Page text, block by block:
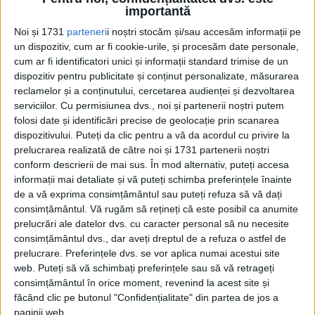
importantă
Noi și 1731 partenerii noștri stocăm și/sau accesăm informații pe
un dispozitiv, cum ar fi cookie-urile, și procesăm date personale,
cum ar fi identificatori unici și informații standard trimise de un
dispozitiv pentru publicitate și conținut personalizate, măsurarea
reclamelor și a conținutului, cercetarea audienței și dezvoltarea
serviciilor. Cu permisiunea dvs., noi și partenerii noștri putem
folosi date și identificări precise de geolocație prin scanarea
dispozitivului. Puteți da clic pentru a vă da acordul cu privire la
prelucrarea realizată de către noi și 1731 partenerii noștri
conform descrierii de mai sus. În mod alternativ, puteți accesa
informații mai detaliate și vă puteți schimba preferințele înainte
de a vă exprima consimțământul sau puteți refuza să vă dați
consimțământul. Vă rugăm să rețineți că este posibil ca anumite
prelucrări ale datelor dvs. cu caracter personal să nu necesite
consimțământul dvs., dar aveți dreptul de a refuza o astfel de
prelucrare. Preferințele dvs. se vor aplica numai acestui site
web. Puteți să vă schimbați preferințele sau să vă retrageți
consimțământul în orice moment, revenind la acest site și
făcând clic pe butonul "Confidențialitate" din partea de jos a
paginii web.
dezvăluie modul în care Agenția Centrală de Informații a
Cea mai mare revistă de istorie din Europa!.
Media KIT
PORTOFOLIU
Capital
Evenimentul Zilei